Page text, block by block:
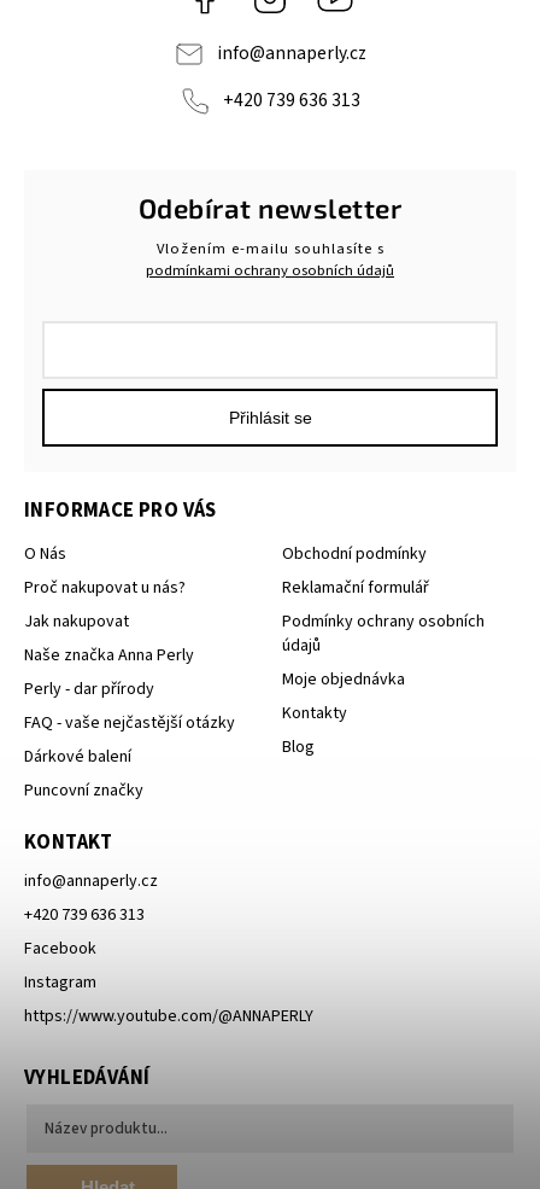
info@annaperly.cz
+420 739 636 313
INFORMACE PRO VÁS
O Nás
Proč nakupovat u nás?
Jak nakupovat
Naše značka Anna Perly
Perly - dar přírody
FAQ - vaše nejčastější otázky
Dárkové balení
Puncovní značky
Obchodní podmínky
Reklamační formulář
Podmínky ochrany osobních
údajů
Moje objednávka
Kontakty
Blog
KONTAKT
info@annaperly.cz
+420 739 636 313
Facebook
Instagram
https://www.youtube.com/@ANNAPERLY
Odebírat newsletter
Vložením e-mailu souhlasíte s
podmínkami ochrany osobních údajů
Přihlásit se
VYHLEDÁVÁNÍ